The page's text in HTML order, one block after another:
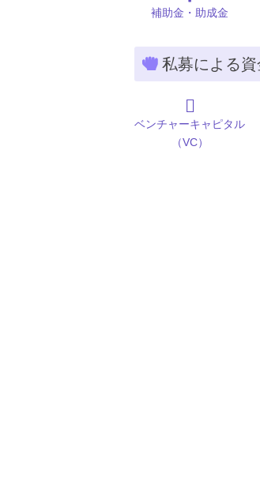
補助金・助成金
私募による
ベンチャーキャピタル
（VC）